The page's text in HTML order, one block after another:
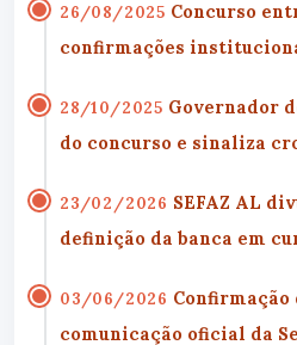
26/08/2025 Concurso
confirmações
28/10/2025 Governador
do concurso e sinaliza
23/02/2026 SEFAZ AL
definição da banca em
03/06/2026 Confirmação
comunicação oficial da